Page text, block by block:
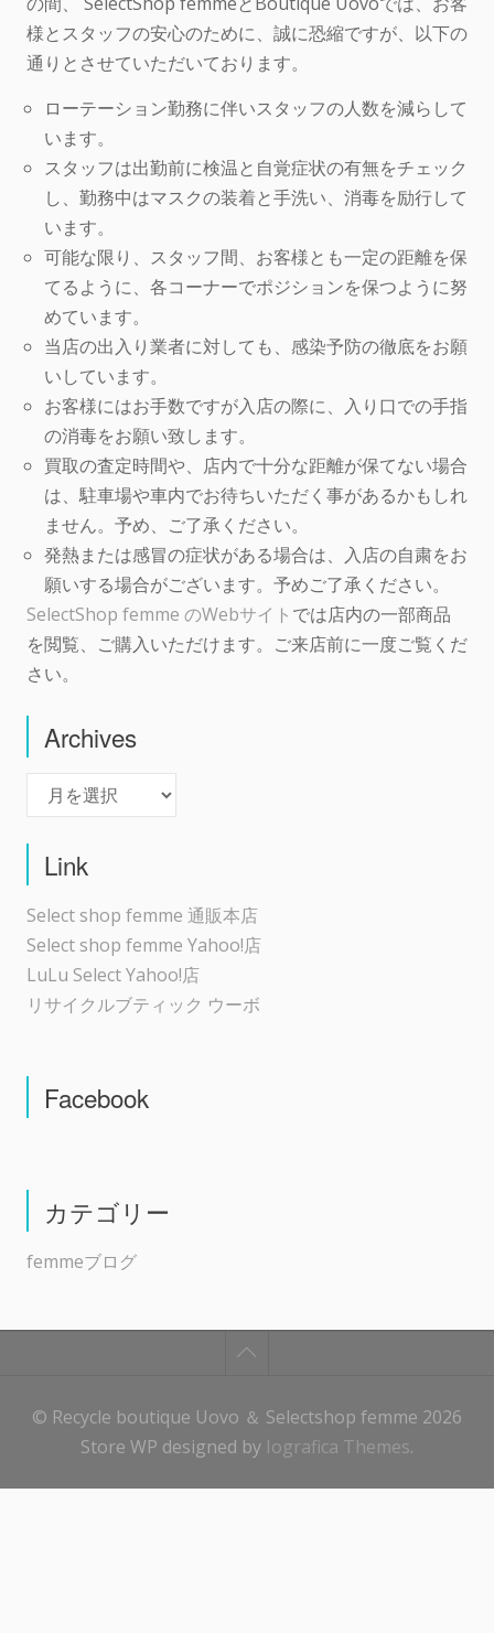
様とスタッフの安心のために、誠に恐縮ですが、以下の
通りとさせていただいております。
ローテーション勤務に伴いスタッフの人数を減らして
います。
スタッフは出勤前に検温と自覚症状の有無をチェック
し、勤務中はマスクの装着と手洗い、消毒を励行して
います。
可能な限り、スタッフ間、お客様とも一定の距離を保
てるように、各コーナーでポジションを保つように努
めています。
当店の出入り業者に対しても、感染予防の徹底をお願
いしています。
お客様にはお手数ですが入店の際に、入り口での手指
の消毒をお願い致します。
買取の査定時間や、店内で十分な距離が保てない場合
は、駐車場や車内でお待ちいただく事があるかもしれ
ません。予め、ご了承ください。
発熱または感冒の症状がある場合は、入店の自粛をお
願いする場合がございます。予めご了承ください。
SelectShop femme のWebサイト では店内の一部商品
を閲覧、ご購入いただけます。ご来店前に一度ご覧くだ
さい。
Archives
Link
Select shop femme 通販本店
Select shop femme Yahoo!店
LuLu Select Yahoo!店
リサイクルブティック ウーボ
Facebook
カテゴリー
femmeブログ
© Recycle boutique Uovo ＆ Selectshop femme 2026
Store WP designed by Iografica Themes.